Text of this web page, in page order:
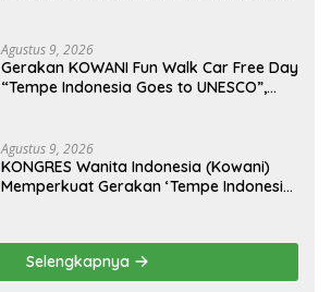
Agustus 9, 2026
Gerakan KOWANI Fun Walk Car Free Day
“Tempe Indonesia Goes to UNESCO”,
Agustus 9, 2026
KONGRES Wanita Indonesia (Kowani)
Memperkuat Gerakan ‘Tempe Indonesia
Selengkapnya